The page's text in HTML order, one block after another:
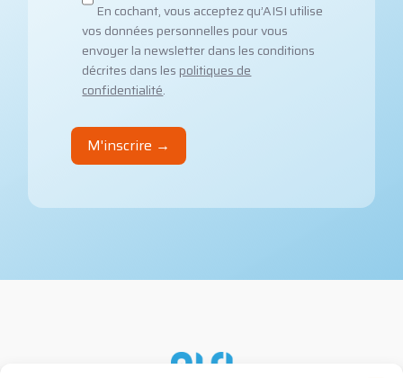
En cochant, vous acceptez qu’AISI utilise
vos données personnelles pour vous
envoyer la newsletter dans les conditions
décrites dans les politiques de
confidentialité.